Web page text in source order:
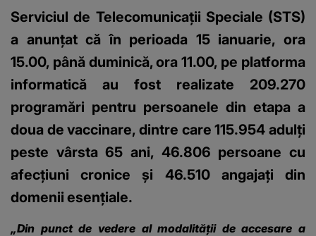
Serviciul de Telecomunicaţii Speciale (STS)
a anunţat că în perioada 15 ianuarie, ora
15.00, până duminică, ora 11.00, pe platforma
informatică au fost realizate 209.270
programări pentru persoanele din etapa a
doua de vaccinare, dintre care 115.954 adulţi
peste vârsta 65 ani, 46.806 persoane cu
afecţiuni cronice şi 46.510 angajaţi din
domenii esenţiale.
„Din punct de vedere al modalităţii de accesare a